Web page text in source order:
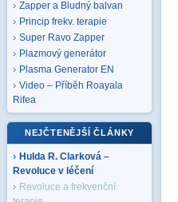
Zapper a Bludný balvan
Princip frekv. terapie
Super Ravo Zapper
Plazmový generátor
Plasma Generator EN
Video – Příběh Roayala
Rifea
NEJČTENĚJŠÍ ČLÁNKY
Hulda R. Clarková –
Revoluce v léčení
Revoluce a frekvenční